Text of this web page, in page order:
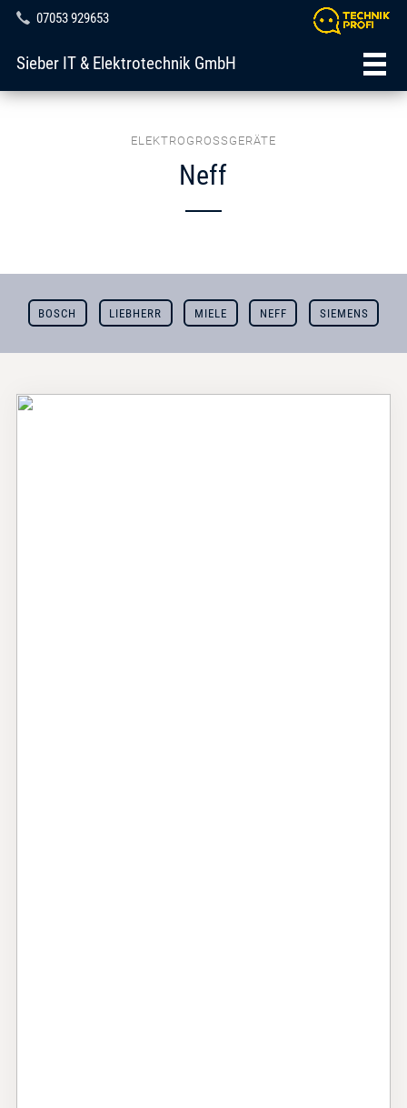
07053 929653
Sieber IT & Elektrotechnik GmbH
ELEKTROGROSSGERÄTE
Neff
BOSCH LIEBHERR MIELE NEFF SIEMENS